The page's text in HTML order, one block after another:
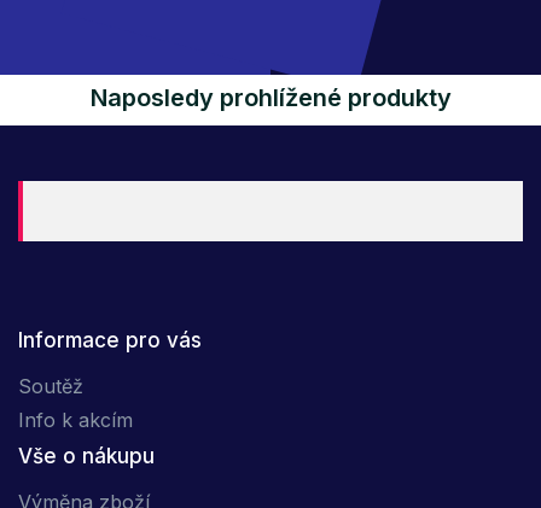
Naposledy prohlížené produkty
Informace pro vás
Soutěž
Info k akcím
Vše o nákupu
Výměna zboží